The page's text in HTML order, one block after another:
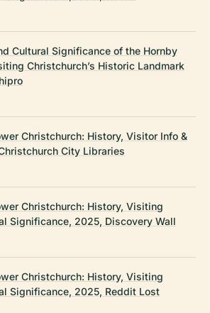
Cultural Significance of the Hornby
Christchurch’s Historic Landmark
Christchurch: History, Visitor Info &
City Libraries
Christchurch: History, Visiting
Significance, 2025, Discovery Wall
Christchurch: History, Visiting
Significance, 2025, Reddit Lost